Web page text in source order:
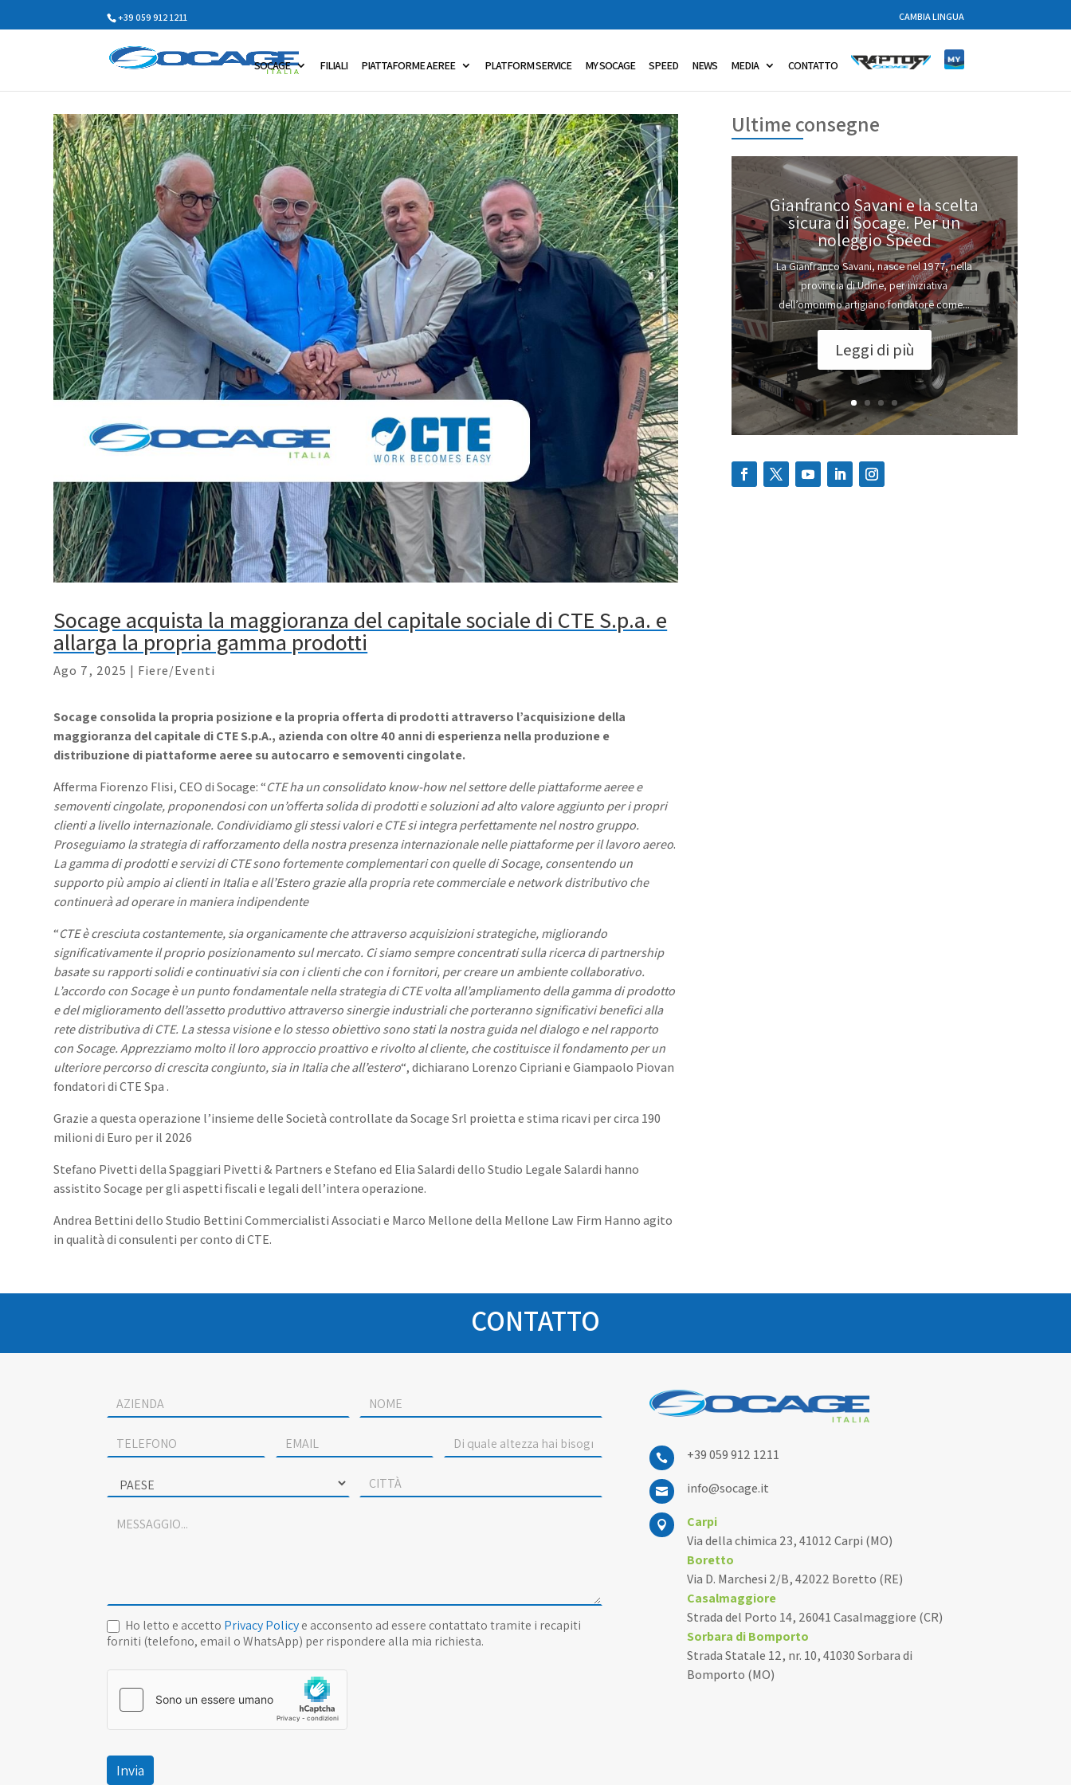
+39 059 912 1211 CAMBIA LINGUA
SOCAGE FILIALI PIATTAFORME AEREE PLATFORM SERVICE MY SOCAGE SPEED NEWS MEDIA CONTATTO
Socage acquista la maggioranza del capitale sociale di CTE S.p.a. e
allarga la propria gamma prodotti
Ago 7, 2025 | Fiere/Eventi
Socage consolida la propria posizione e la propria offerta di prodotti attraverso l’acquisizione della
maggioranza del capitale di CTE S.p.A., azienda con oltre 40 anni di esperienza nella produzione e
distribuzione dipiattaforme aeree su autocarro e semoventi cingolate.
Afferma Fiorenzo Flisi, CEO di Socage: “CTE ha un consolidato know-how nel settore delle piattaforme aeree e
semoventi cingolate, proponendosi con un’offerta solida di prodotti e soluzioni ad alto valore aggiunto per i propri
clienti a livello internazionale. Condividiamo gli stessi valori e CTE si integra perfettamente nel nostro gruppo.
Proseguiamo la strategia di rafforzamento della nostra presenza internazionale nelle piattaforme per il lavoro aereo.
La gamma di prodotti e servizi di CTE sono fortemente complementari con quelle di Socage, consentendo un
supporto più ampio ai clienti in Italia e all’Estero grazie alla propria rete commerciale e network distributivo che
continuerà ad operare in maniera indipendente
“CTE è cresciuta costantemente, sia organicamente che attraverso acquisizioni strategiche, migliorando
significativamente il proprio posizionamento sul mercato. Ci siamo sempre concentrati sulla ricerca di partnership
basate su rapporti solidi e continuativi sia con i clienti che con i fornitori, per creare un ambiente collaborativo.
L’accordo con Socage è un punto fondamentale nella strategia di CTE volta all’ampliamento della gamma di prodotto
e del miglioramento dell’assetto produttivo attraverso sinergie industriali che porteranno significativi benefici alla
rete distributiva di CTE. La stessa visione e lo stesso obiettivo sono stati la nostra guida nel dialogo e nel rapporto
con Socage. Apprezziamo molto il loro approccio proattivo e rivolto al cliente, che costituisce il fondamento per un
ulteriore percorso di crescita congiunto, sia in Italia che all’estero“, dichiarano Lorenzo Cipriani e Giampaolo Piovan
fondatori di CTE Spa .
Grazie a questa operazione l’insieme delle Società controllate da Socage Srl proietta e stima ricavi per circa 190
milioni di Euro per il 2026
Stefano Pivetti della Spaggiari Pivetti & Partners e Stefano ed Elia Salardi dello Studio Legale Salardi hanno
assistito Socage per gli aspetti fiscali e legali dell’intera operazione.
Andrea Bettini dello Studio Bettini Commercialisti Associati e Marco Mellone della Mellone Law Firm Hanno agito
in qualità di consulenti per conto di CTE.
Ultime consegne
Gianfranco Savani e la scelta
sicura di Socage. Per un
noleggio Speed
La Gianfranco Savani, nasce nel 1977, nella
provincia di Udine, per iniziativa
dell’omonimo artigiano fondatore come...
Leggi di più
CONTATTO
Socage
contact
Ho letto e accetto Privacy Policye acconsento ad essere contattato tramite i recapiti
forniti (telefono, email o WhatsApp) per rispondere alla mia richiesta.
Invia
 +39 059 912 1211
 info@socage.it

Carpi
Via della chimica 23, 41012 Carpi (MO)
Boretto
Via D. Marchesi 2/B, 42022 Boretto (RE)
Casalmaggiore
Strada del Porto 14, 26041 Casalmaggiore (CR)
Sorbara di Bomporto
Strada Statale 12, nr. 10, 41030 Sorbara di
Bomporto (MO)
Tutto ciò di cui hai bisogno,
di serie
Scopri tutto ciò che è incluso di serie nelle nostre piattaforme
autocarrate, su pick-up e cingolate. Nessun pacchetto
No, grazie